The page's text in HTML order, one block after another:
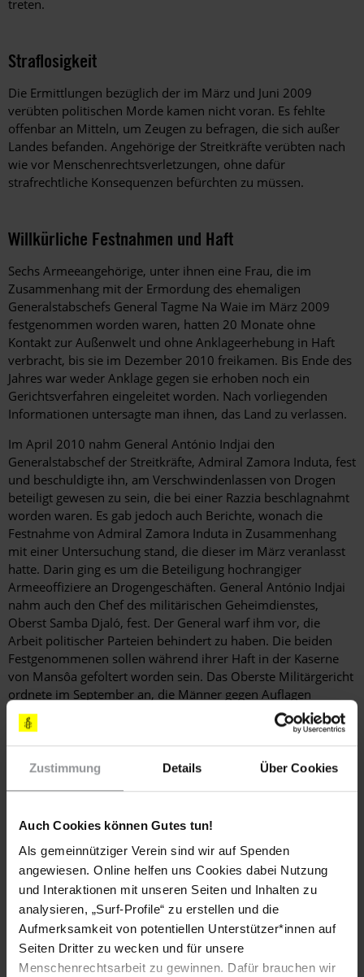
Zustimmung Details Über Cookies
Auch Cookies können Gutes tun!
Als gemeinnütziger Verein sind wir auf Spenden
angewiesen. Online helfen uns Cookies dabei Nutzung
und Interaktionen mit unseren Seiten und Inhalten zu
analysieren, „Surf-Profile“ zu erstellen und die
Aufmerksamkeit von potentiellen Unterstützer*innen auf
Seiten Dritter zu wecken und für unsere
Menschenrechtsarbeit zu gewinnen. Dafür brauchen wir
treten.
Straflosigkeit
Die Ermittlungen bezüglich der im März und Juni 2009
verübten politischen Morde kamen nicht voran. Es fehlte
offenbar an Mitteln, um Zeugen zu befragen, die sich außer
Landes befanden. Angehörige der Streitkräfte verübten nach
wie vor Menschenrechtsverletzungen, ohne dafür
strafrechtliche Konsequenzen befürchten zu müssen.
Willkürliche Festnahmen und Haft
Sechs Armeeangehörige, unter ihnen eine Frau, die im
Zusammenhang mit der Ermordung des ehemaligen
Generalstabschefs General Tagme Na Waie im März 2009
festgenommen worden waren, hatten 20 Monate ohne
Kontakt zur Außenwelt und ohne Anklageerhebung in Haft
verbracht, bis sie im Dezember 2010 freikamen. Bis Ende des
Jahres war weder Anklage gegen sie erhoben noch ein
Gerichtsverfahren eingeleitet worden. Nach vorliegenden
Informationen untersagte man ihnen, das Land zu verlassen.
Im April 2010 nahm General António Indjai den
Generalstabschef der Streitkräfte, Admiral Zamora Induta, fest
und beschuldigte ihn, am Verschwindenlassen von Drogen
beteiligt gewesen zu sein, die bei einer Razzia beschlagnahmt
worden waren. Es gab jedoch auch Berichte, wonach die
Festnahme von Admiral Zamora Induta in Zusammenhang
mit einer Untersuchung stand, die dieser im März veranlasst
hatte. Darin ging es um die Beteiligung hochrangiger
Armeeoffiziere an Drogengeschäften. General António Indjai
nahm auch den Chef des militärischen Geheimdienstes,
Oberst Samba Djaló, fest. Der General warf ihm vor, die
Arbeit politischer Parteien behindert zu haben. Die beiden
Festgenommenen sollen während ihrer Haft in der Kaserne
von Mansôa gefoltert worden sein. Das Oberste Militärgericht
ordnete im September an, die Männer gegen Auflagen
freizulassen. Sie kamen jedoch erst Mitte Dezember 2010 frei,
ohne dass Anklage gegen sie erhoben worden war. Weitere
Ermittlungen waren anhängig.
nachdem er wenige Tage zuvor in Bissau von Polizisten
des fünften Polizeireviers festgenommen und geschlagen
worden war. Wie aus Berichten hervorging, wurde er
nach einem Streit mit einem Ladenbesitzer
festgenommen und auf die Polizeiwache gebracht. Dort
wurde er geschlagen, bevor man ihn einige Stunden
später ohne Anklage wieder freiließ. Die beteiligten